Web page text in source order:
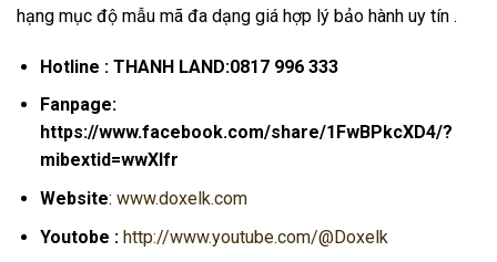
hạng mục độ mẫu mã đa dạng giá hợp lý bảo hành uy tín .
Hotline : THANH LAND:0817 996 333
Fanpage:
https://www.facebook.com/share/1FwBPkcXD4/?
mibextid=wwXIfr
Website: www.doxelk.com
Youtobe : http://www.youtube.com/@Doxelk